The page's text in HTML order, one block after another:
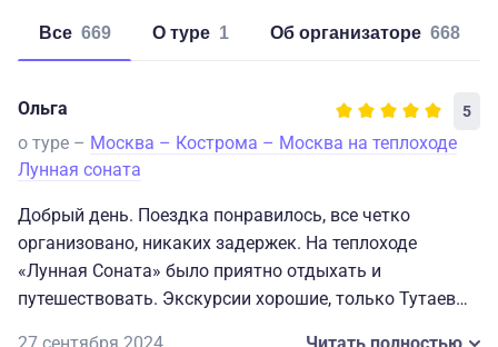
Все 669 о туре 1 об организаторе 668
Ольга 5
о туре – Москва – Кострома – Москва на теплоходе
Лунная соната
Добрый день. Поездка понравилось, все четко
организовано, никаких задержек. На теплоходе
«Лунная Соната» было приятно отдыхать и
путешествовать. Экскурсии хорошие, только Тутаев